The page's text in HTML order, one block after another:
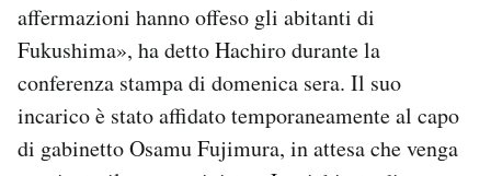
affermazioni hanno offeso gli abitanti di
Fukushima», ha detto Hachiro durante la
conferenza stampa di domenica sera. Il suo
incarico è stato affidato temporaneamente al capo
di gabinetto Osamu Fujimura, in attesa che venga